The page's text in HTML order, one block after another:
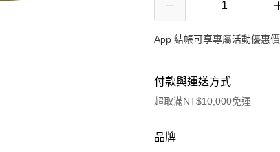
App 結帳可享專屬活動優惠價
付款與運送方式
超取滿NT$10,000免運
付款方式
品牌